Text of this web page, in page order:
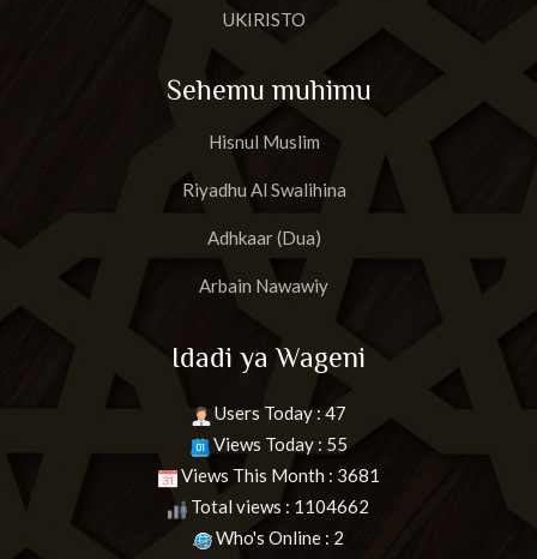
UKIRISTO
Sehemu muhimu
Hisnul Muslim
Riyadhu Al Swalihina
Adhkaar (Dua)
Arbain Nawawiy
Idadi ya Wageni
Users Today : 47
Views Today : 55
Views This Month : 3681
Total views : 1104662
Who's Online : 2